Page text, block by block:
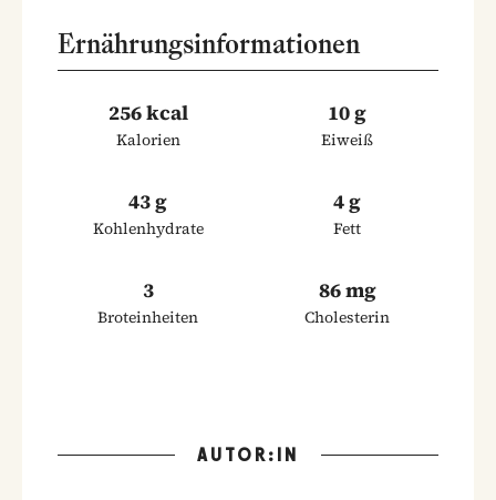
Ernährungsinformationen
256 kcal
Kalorien
10 g
Eiweiß
43 g
Kohlenhydrate
4 g
Fett
3
Broteinheiten
86 mg
Cholesterin
AUTOR:IN